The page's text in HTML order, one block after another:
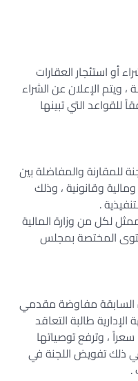
أو استئجار العقارات
ويتم الإعلان عن الشراء
للقواعد التي تبينها
للمقارنة والمفاضلة بين
وقانونية ، وذلك
.
لكل من وزارة المالية
المختصة بمجلس
السابقة مفاوضة مقدمي
طالبة التعاقد
، وترفع توصياتها
ذلك تفويض اللجنة في
.